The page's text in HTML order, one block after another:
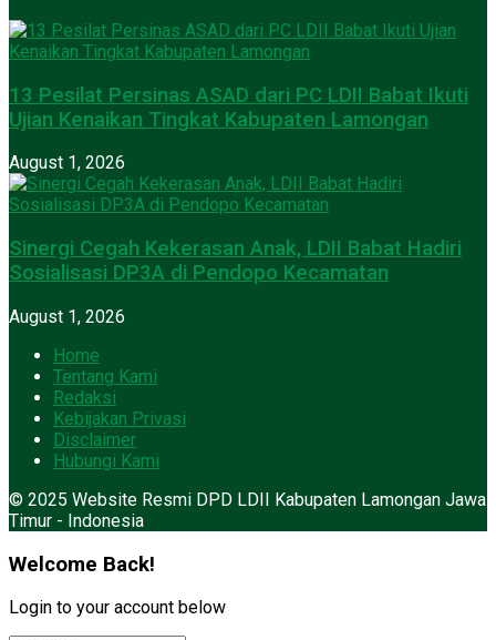
13 Pesilat Persinas ASAD dari PC LDII Babat Ikuti
Ujian Kenaikan Tingkat Kabupaten Lamongan
August 1, 2026
Sinergi Cegah Kekerasan Anak, LDII Babat Hadiri
Sosialisasi DP3A di Pendopo Kecamatan
August 1, 2026
Home
Tentang Kami
Redaksi
Kebijakan Privasi
Disclaimer
Hubungi Kami
© 2025 Website Resmi DPD LDII Kabupaten Lamongan Jawa
Timur - Indonesia
Welcome Back!
Login to your account below